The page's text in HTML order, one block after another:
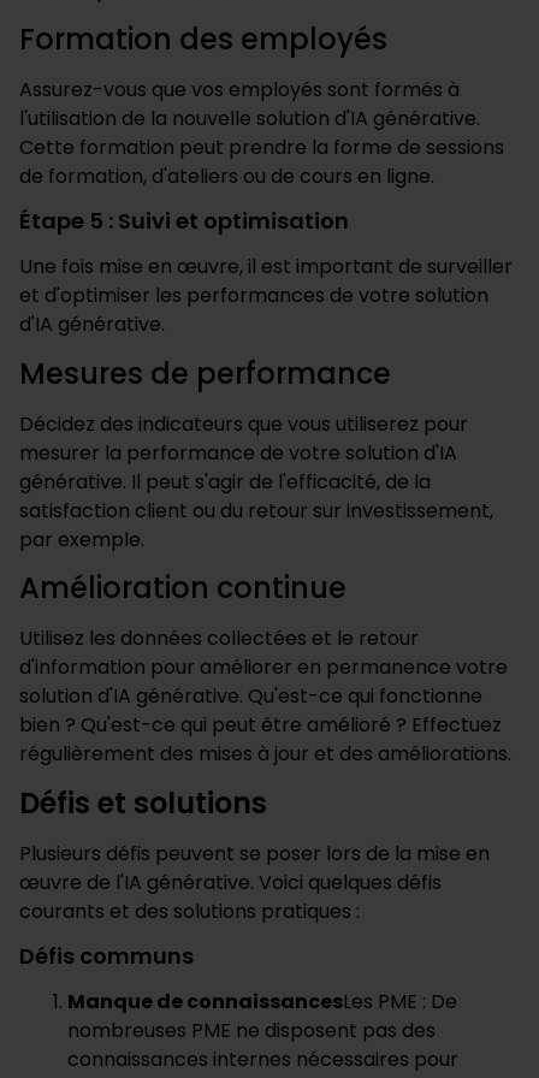
Formation des employés
Assurez-vous que vos employés sont formés à
l'utilisation de la nouvelle solution d'IA générative.
Cette formation peut prendre la forme de sessions
de formation, d'ateliers ou de cours en ligne.
Étape 5 : Suivi et optimisation
Une fois mise en œuvre, il est important de surveiller
et d'optimiser les performances de votre solution
d'IA générative.
Mesures de performance
Décidez des indicateurs que vous utiliserez pour
mesurer la performance de votre solution d'IA
générative. Il peut s'agir de l'efficacité, de la
satisfaction client ou du retour sur investissement,
par exemple.
Amélioration continue
Utilisez les données collectées et le retour
d'information pour améliorer en permanence votre
solution d'IA générative. Qu'est-ce qui fonctionne
bien ? Qu'est-ce qui peut être amélioré ? Effectuez
régulièrement des mises à jour et des améliorations.
Défis et solutions
Plusieurs défis peuvent se poser lors de la mise en
œuvre de l'IA générative. Voici quelques défis
courants et des solutions pratiques :
Défis communs
Manque de connaissancesLes PME : De
nombreuses PME ne disposent pas des
connaissances internes nécessaires pour